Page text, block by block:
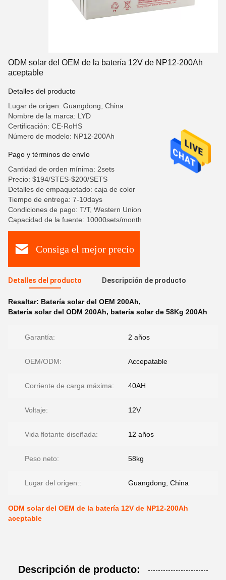
ODM solar del OEM de la batería 12V de NP12-200Ah
aceptable
Detalles del producto
Lugar de origen: Guangdong, China
Nombre de la marca: LYD
Certificación: CE-RoHS
Número de modelo: NP12-200Ah
Pago y términos de envío
Cantidad de orden mínima: 2sets
Precio: $194/STES-$200/SETS
Detalles de empaquetado: caja de color
Tiempo de entrega: 7-10days
Condiciones de pago: T/T, Western Union
Capacidad de la fuente: 10000sets/month
Consiga el mejor precio
Detalles del producto Descripción de producto
Resaltar: Batería solar del OEM 200Ah,
Batería solar del ODM 200Ah, batería solar de 58Kg 200Ah
Garantía: 2 años
OEM/ODM: Accepatable
Corriente de carga máxima: 40AH
Voltaje: 12V
Vida flotante diseñada: 12 años
Peso neto: 58kg
Lugar del origen:: Guangdong, China
ODM solar del OEM de la batería 12V de NP12-200Ah
aceptable
Descripción de producto: